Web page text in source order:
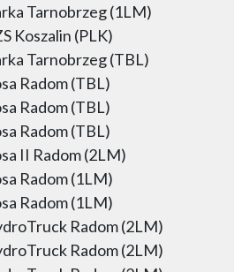
Tarnobrzeg (1LM)
Koszalin (PLK)
Tarnobrzeg (TBL)
Radom (TBL)
Radom (TBL)
Radom (TBL)
II Radom (2LM)
Radom (1LM)
Radom (1LM)
Radom (2LM)
Radom (2LM)